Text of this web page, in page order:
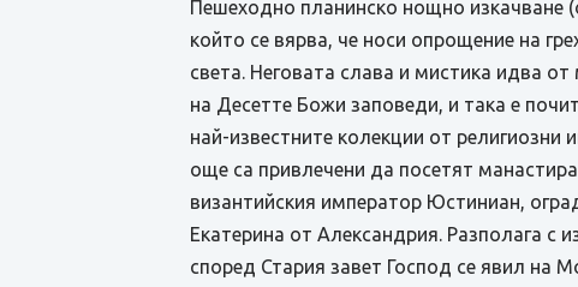
Пешеходно планинско нощно изкачване
който се вярва, че носи опрощение на
света. Неговата слава и мистика идва
на Десетте Божи заповеди, и така е
най-известните колекции от религиозни
още са привлечени да посетят
византийския император Юстиниан,
Екатерина от Александрия. Разполага с
според Стария завет Господ се явил на